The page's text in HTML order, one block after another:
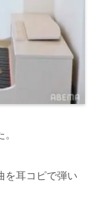
を耳コピで弾い